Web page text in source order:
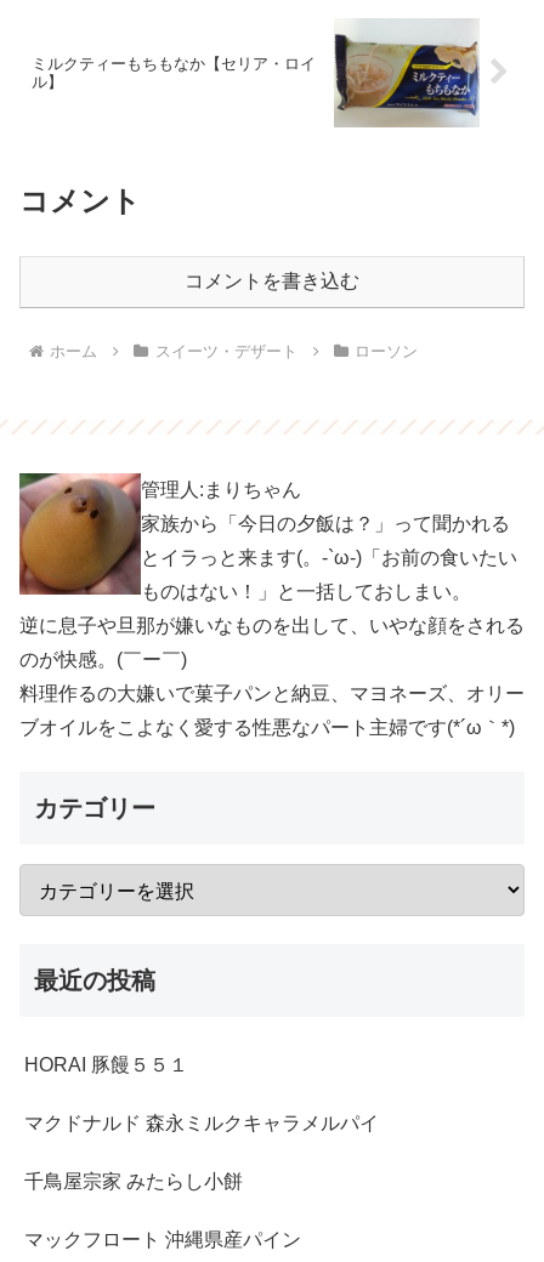
ミルクティーもちもなか【セリア・ロイ
ル】
コメント
コメントを書き込む
ホーム スイーツ・デザート ローソン
管理人:まりちゃん
家族から「今日の夕飯は？」って聞かれる
とイラっと来ます(。-`ω-)「お前の食いたい
ものはない！」と一括しておしまい。
逆に息子や旦那が嫌いなものを出して、いやな顔をされる
のが快感。(￣ー￣)
料理作るの大嫌いで菓子パンと納豆、マヨネーズ、オリー
ブオイルをこよなく愛する性悪なパート主婦です(*´ω｀*)
カテゴリー
最近の投稿
HORAI 豚饅５５１
マクドナルド 森永ミルクキャラメルパイ
千鳥屋宗家 みたらし小餅
マックフロート 沖縄県産パイン